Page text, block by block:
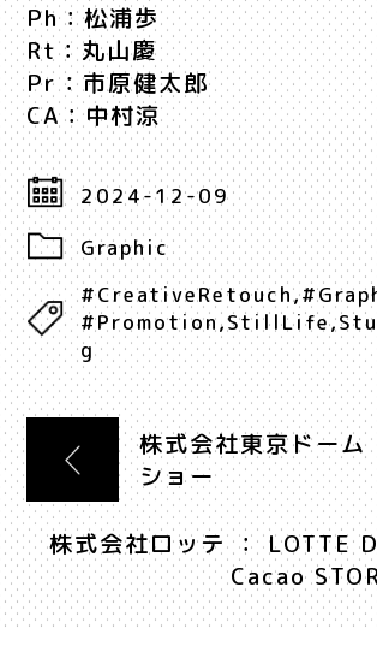
Ph：松浦歩
Rt：丸山慶
Pr：市原健太郎
CA：中村涼
2024-12-09
Graphic
#CreativeRetouch,
#Promotion,StillLife,
g
株式会社東京ドー
ショー
株式会社ロッテ ： LOTTE
Cacao